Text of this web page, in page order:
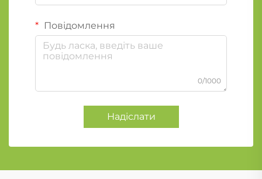
Повідомлення
0/1000
Надіслати